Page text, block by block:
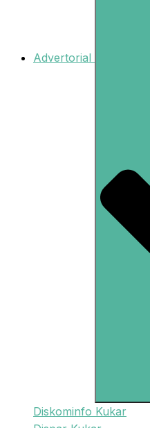
Advertorial
Diskominfo Kukar